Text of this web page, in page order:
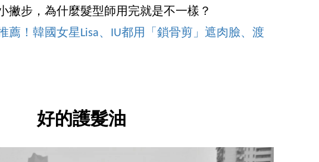
撇步，為什麼髮型師用完就是不一樣？
薦！韓國女星Lisa、IU都用「鎖骨剪」遮肉臉、渡
好的護髮油